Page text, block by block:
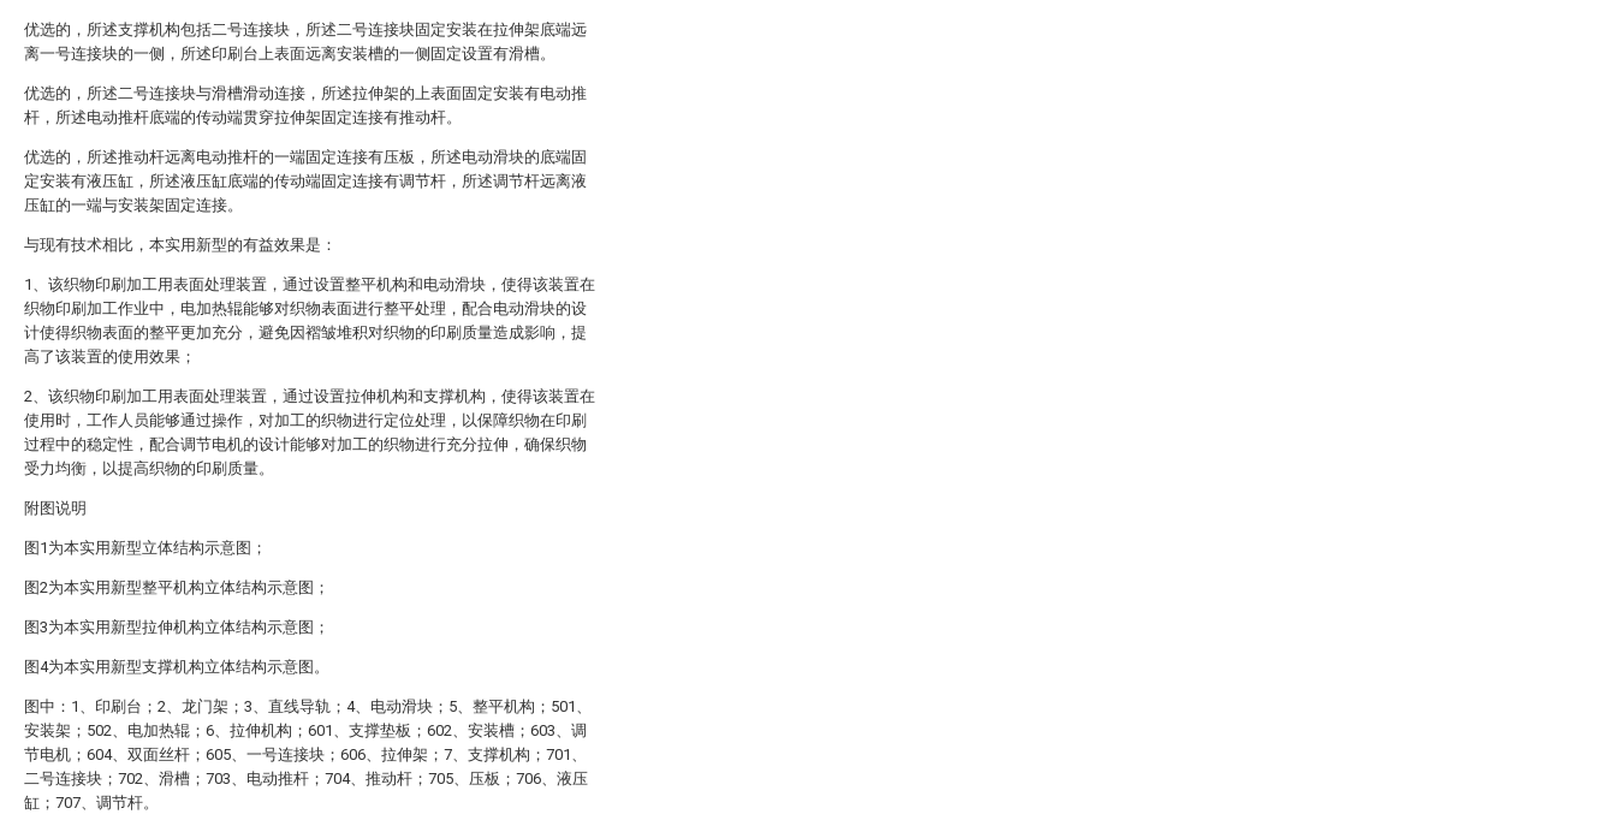
优选的，所述支撑机构包括二号连接块，所述二号连接块固定安装在拉伸架底端远
离一号连接块的一侧，所述印刷台上表面远离安装槽的一侧固定设置有滑槽。
优选的，所述二号连接块与滑槽滑动连接，所述拉伸架的上表面固定安装有电动推
杆，所述电动推杆底端的传动端贯穿拉伸架固定连接有推动杆。
优选的，所述推动杆远离电动推杆的一端固定连接有压板，所述电动滑块的底端固
定安装有液压缸，所述液压缸底端的传动端固定连接有调节杆，所述调节杆远离液
压缸的一端与安装架固定连接。
与现有技术相比，本实用新型的有益效果是：
1、该织物印刷加工用表面处理装置，通过设置整平机构和电动滑块，使得该装置在
织物印刷加工作业中，电加热辊能够对织物表面进行整平处理，配合电动滑块的设
计使得织物表面的整平更加充分，避免因褶皱堆积对织物的印刷质量造成影响，提
高了该装置的使用效果；
2、该织物印刷加工用表面处理装置，通过设置拉伸机构和支撑机构，使得该装置在
使用时，工作人员能够通过操作，对加工的织物进行定位处理，以保障织物在印刷
过程中的稳定性，配合调节电机的设计能够对加工的织物进行充分拉伸，确保织物
受力均衡，以提高织物的印刷质量。
附图说明
图1为本实用新型立体结构示意图；
图2为本实用新型整平机构立体结构示意图；
图3为本实用新型拉伸机构立体结构示意图；
图4为本实用新型支撑机构立体结构示意图。
图中：1、印刷台；2、龙门架；3、直线导轨；4、电动滑块；5、整平机构；501、
安装架；502、电加热辊；6、拉伸机构；601、支撑垫板；602、安装槽；603、调
节电机；604、双面丝杆；605、一号连接块；606、拉伸架；7、支撑机构；701、
二号连接块；702、滑槽；703、电动推杆；704、推动杆；705、压板；706、液压
缸；707、调节杆。